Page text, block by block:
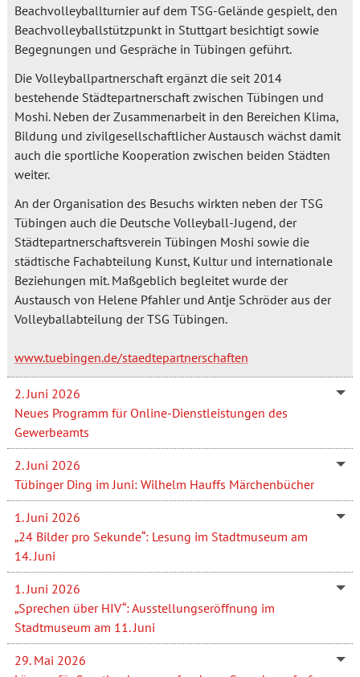
Beachvolleyballturnier auf dem TSG-Gelände gespielt, den
Beachvolleyballstützpunkt in Stuttgart besichtigt sowie
Begegnungen und Gespräche in Tübingen geführt.
Die Volleyballpartnerschaft ergänzt die seit 2014
bestehende Städtepartnerschaft zwischen Tübingen und
Moshi. Neben der Zusammenarbeit in den Bereichen Klima,
Bildung und zivilgesellschaftlicher Austausch wächst damit
auch die sportliche Kooperation zwischen beiden Städten
weiter.
An der Organisation des Besuchs wirkten neben der TSG
Tübingen auch die Deutsche Volleyball-Jugend, der
Städtepartnerschaftsverein Tübingen Moshi sowie die
städtische Fachabteilung Kunst, Kultur und internationale
Beziehungen mit. Maßgeblich begleitet wurde der
Austausch von Helene Pfahler und Antje Schröder aus der
Volleyballabteilung der TSG Tübingen.
www.tuebingen.de/staedtepartnerschaften
2. Juni 2026
Neues Programm für Online-Dienstleistungen des
Gewerbeamts
2. Juni 2026
Tübinger Ding im Juni: Wilhelm Hauffs Märchenbücher
1. Juni 2026
„24 Bilder pro Sekunde“: Lesung im Stadtmuseum am
14. Juni
1. Juni 2026
„Sprechen über HIV“: Ausstellungseröffnung im
Stadtmuseum am 11. Juni
29. Mai 2026